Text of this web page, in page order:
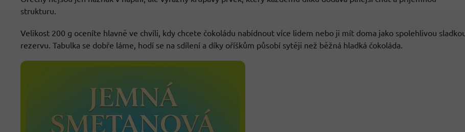
strukturu.
Velikost 200 g oceníte hlavně ve chvíli, kdy chcete čokoládu nabídnout více lidem nebo ji mít doma jako spolehlivou
rezervu. Tabulka se dobře láme, hodí se na sdílení a díky oříškům působí sytěji než běžná hladká čokoláda.